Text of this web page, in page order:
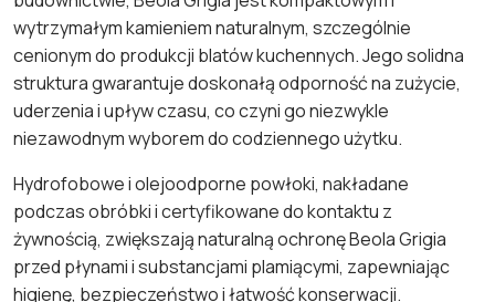
wytrzymałym kamieniem naturalnym, szczególnie
cenionym do produkcji blatów kuchennych. Jego solidna
struktura gwarantuje doskonałą odporność na zużycie,
uderzenia i upływ czasu, co czyni go niezwykle
niezawodnym wyborem do codziennego użytku.
Hydrofobowe i olejoodporne powłoki, nakładane
podczas obróbki i certyfikowane do kontaktu z
żywnością, zwiększają naturalną ochronę Beola Grigia
przed płynami i substancjami plamiącymi, zapewniając
higienę, bezpieczeństwo i łatwość konserwacji.